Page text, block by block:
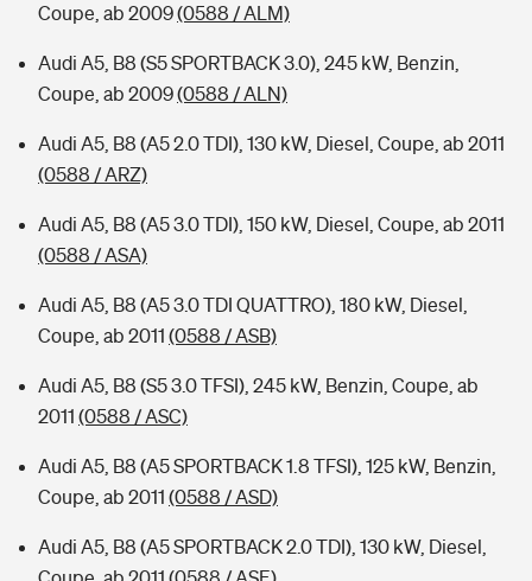
Coupe, ab 2009(0588 / ALM)
Audi A5, B8 (S5 SPORTBACK 3.0), 245 kW, Benzin,
Coupe, ab 2009(0588 / ALN)
Audi A5, B8 (A5 2.0 TDI), 130 kW, Diesel, Coupe, ab 2011
(0588 / ARZ)
Audi A5, B8 (A5 3.0 TDI), 150 kW, Diesel, Coupe, ab 2011
(0588 / ASA)
Audi A5, B8 (A5 3.0 TDI QUATTRO), 180 kW, Diesel,
Coupe, ab 2011 (0588 / ASB)
Audi A5, B8 (S5 3.0 TFSI), 245 kW, Benzin, Coupe, ab
2011 (0588 / ASC)
Audi A5, B8 (A5 SPORTBACK 1.8 TFSI), 125 kW, Benzin,
Coupe, ab 2011 (0588 / ASD)
Audi A5, B8 (A5 SPORTBACK 2.0 TDI), 130 kW, Diesel,